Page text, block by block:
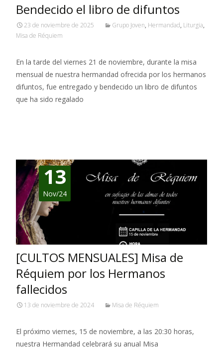
Bendecido el libro de difuntos
23 de noviembre de 2025 Grupo Joven, Hermandad, Liturgia,
Misa de Réquiem
En la tarde del viernes 21 de noviembre, durante la misa
mensual de nuestra hermandad ofrecida por los hermanos
difuntos, fue entregado y bendecido un libro de difuntos
que ha sido regalado
13
Nov/24
[CULTOS MENSUALES] Misa de
Réquiem por los Hermanos
fallecidos
13 de noviembre de 2024 Misa de Réquiem
El próximo viernes, 15 de noviembre, a las 20:30 horas,
nuestra Hermandad celebrará su anual Misa